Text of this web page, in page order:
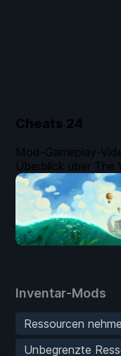
Cheats 24
Inventar-Mods
Ressourcen
Unbegrenzte
Mod-Gameplay-
Überblick über The